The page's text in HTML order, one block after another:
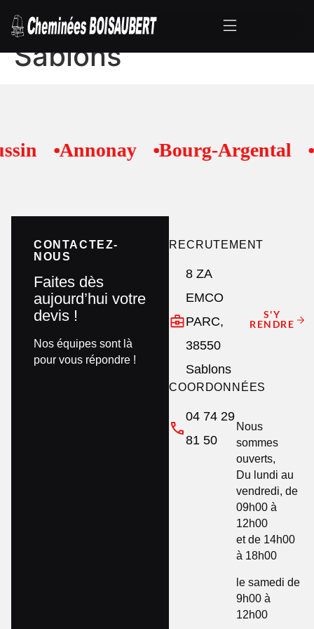
Poêle à bois –
Sablons
Annonay Bourg-Argental
CONTACTEZ-
NOUS
Faites dès
aujourd’hui votre
devis !
Nos équipes sont là
pour vous répondre !
RECRUTEMENT
8 ZA
EMCO
PARC,
38550
Sablons
S'Y
RENDRE
COORDONNÉES
04 74 29
81 50
Nous
sommes
ouverts,
Du lundi au
vendredi, de
09h00 à
12h00
et de 14h00
à 18h00
le samedi de
9h00 à
12h00